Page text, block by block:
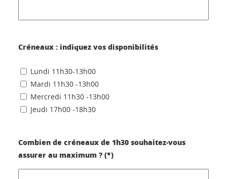
Créneaux : indiquez vos disponibilités
Lundi 11h30-13h00
Mardi 11h30 -13h00
Mercredi 11h30 -13h00
Jeudi 17h00 -18h30
Combien de créneaux de 1h30 souhaitez-vous
assurer au maximum ? (*)